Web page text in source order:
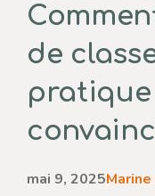
de
mai 9, 2025